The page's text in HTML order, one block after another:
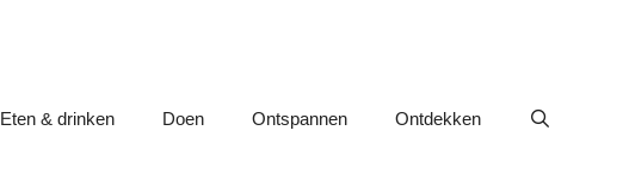
Eten & drinken Doen Ontspannen Ontdekken